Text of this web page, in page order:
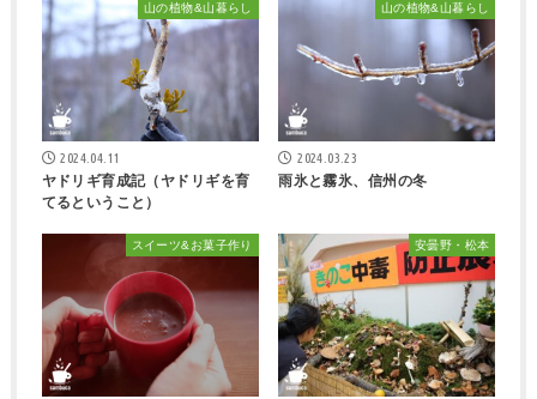
山の植物&山暮らし
2024.04.11
ヤドリギ育成記（ヤドリギを育
てるということ）
山の植物&山暮らし
2024.03.23
雨氷と霧氷、信州の冬
スイーツ&お菓子作り 安曇野・松本